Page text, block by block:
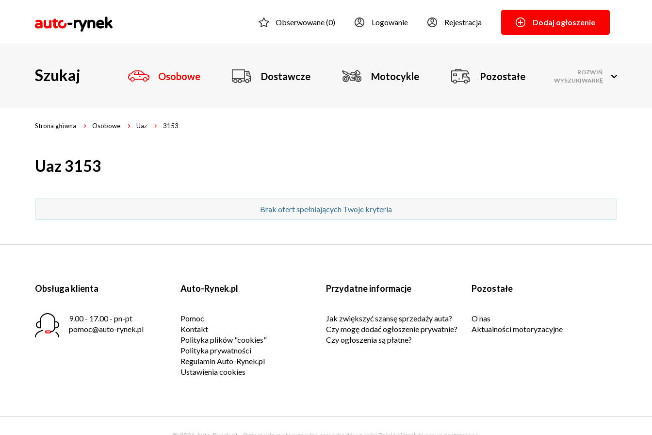
Obserwowane (0) Logowanie Rejestracja Dodaj ogłoszenie
Szukaj Osobowe Dostawcze Motocykle Pozostałe
ROZWIŃ
WYSZUKIWARKĘ
Strona główna Osobowe Uaz 3153
Uaz 3153
Brak ofert spełniających Twoje kryteria
Obsługa klienta
9.00 - 17.00 - pn-pt
pomoc@auto-rynek.pl
Auto-Rynek.pl
Pomoc
Kontakt
Polityka plików "cookies"
Polityka prywatności
Regulamin Auto-Rynek.pl
Ustawienia cookies
Przydatne informacje
Jak zwiększyć szansę sprzedaży auta?
Czy mogę dodać ogłoszenie prywatnie?
Czy ogłoszenia są płatne?
Pozostałe
O nas
Aktualności motoryzacyjne